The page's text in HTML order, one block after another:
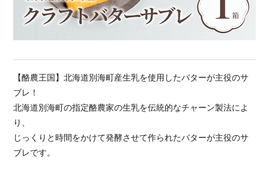
【酪農王国】北海道別海町産生乳を使用したバターが主役のサ
ブレ！
北海道別海町の指定酪農家の生乳を伝統的なチャーン製法によ
り、
じっくりと時間をかけて発酵させて作られたバターが主役のサ
ブレです。